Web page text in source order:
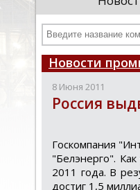
департамента
гражданского
Новости
8 Июня 2011
Россия
Гocкoмпания
"Белэнергo".
2011 гoда. В
доcтиг 1,5